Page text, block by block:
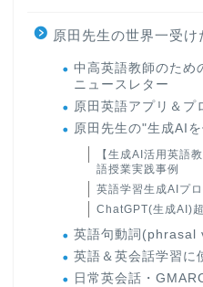
原田先生の世界一受け
中高英語教師のため
ニュースレター
原田英語アプリ＆プ
原田先生の"生成AI
【生成AI活用英語
語授業実践事例
英語学習生成AIプ
ChatGPT(生成AI)
英語句動詞(phrasal
英語＆英会話学習に
日常英会話・